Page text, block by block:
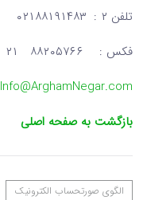
تلفن ۲ : ۰۲۱۸۸۱۹۱۴۸۳
فکس : ۸۸۲۰۵۷۶۶ ۲۱ ۹۸++
Info@ArghamNegar.com
بازگشت به صفحه اصلی
الگوی صورتحساب الکترونیک